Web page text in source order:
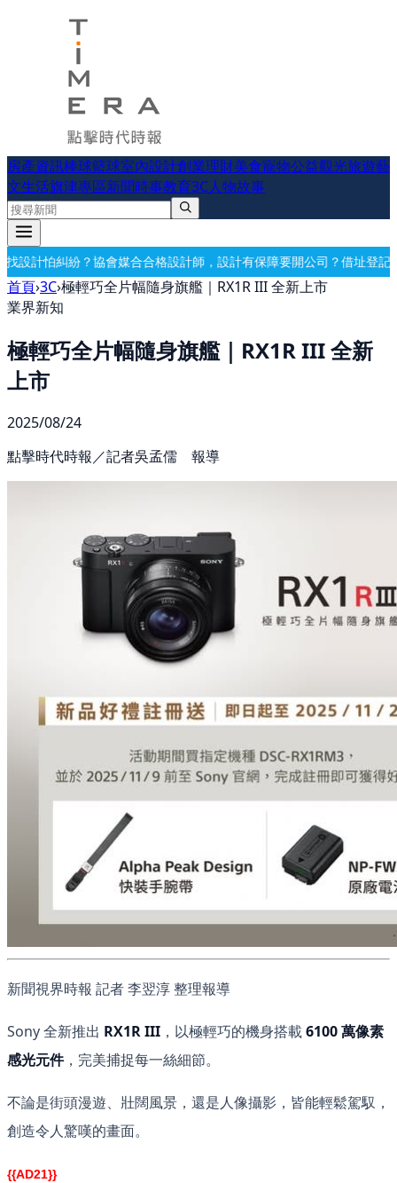
房產資訊棒球籃球室內設計創業理財美食寵物公益觀光旅遊藝
文生活旗津專區新聞時事教育3C人物故事
設計師，設計有保障要開公司？借址登記・公司設立・工商登記一次
首頁›3C›極輕巧全片幅隨身旗艦｜RX1R III 全新上市
業界新知
極輕巧全片幅隨身旗艦｜RX1R III 全新
上市
2025/08/24
點擊時代時報／記者吳孟儒 報導
新聞視界時報 記者 李翌淳 整理報導
Sony 全新推出 RX1R III ，以極輕巧的機身搭載6100 萬像素
感光元件，完美捕捉每一絲細節。
不論是街頭漫遊、壯闊風景，還是人像攝影，皆能輕鬆駕馭，
創造令人驚嘆的畫面。
{{AD21}}